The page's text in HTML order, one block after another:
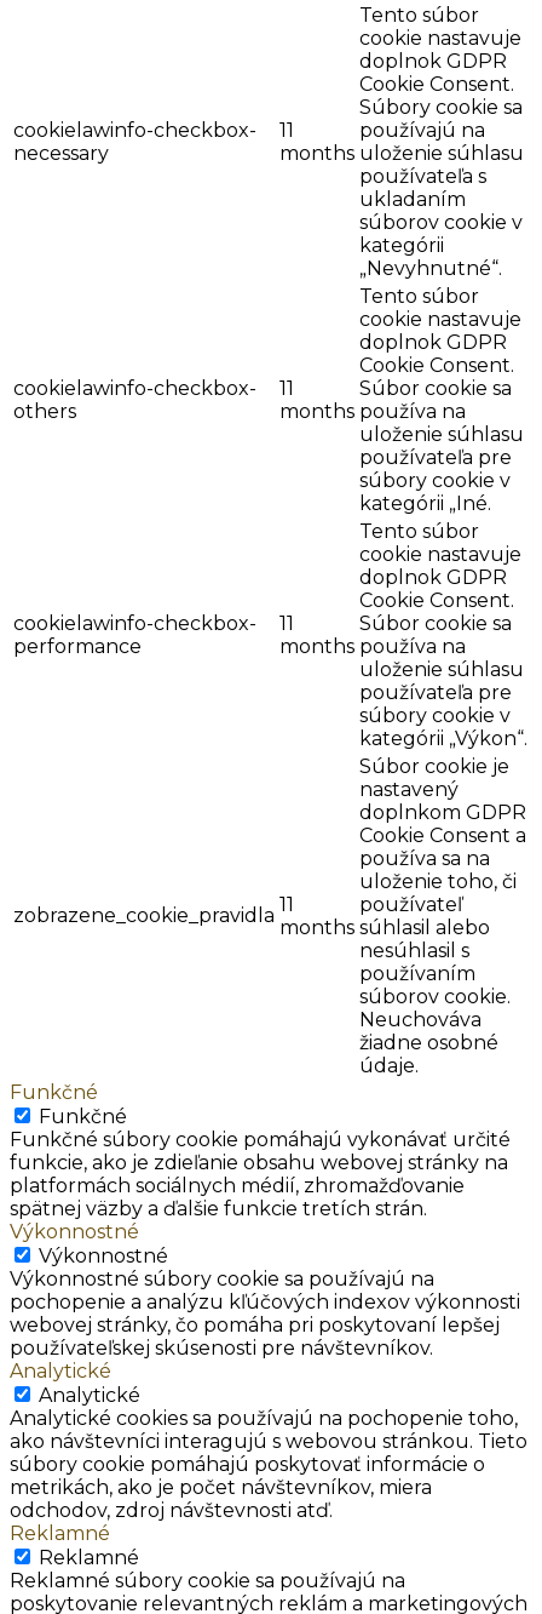
cookielawinfo-checkbox-
necessary
11
months
Tento súbor
cookie nastavuje
doplnok GDPR
Cookie Consent.
Súbory cookie sa
používajú na
uloženie súhlasu
používateľa s
ukladaním
súborov cookie v
kategórii
„Nevyhnutné“.
cookielawinfo-checkbox-
others
11
months
Tento súbor
cookie nastavuje
doplnok GDPR
Cookie Consent.
Súbor cookie sa
používa na
uloženie súhlasu
používateľa pre
súbory cookie v
kategórii „Iné.
cookielawinfo-checkbox-
performance
11
months
Tento súbor
cookie nastavuje
doplnok GDPR
Cookie Consent.
Súbor cookie sa
používa na
uloženie súhlasu
používateľa pre
súbory cookie v
kategórii „Výkon“.
zobrazene_cookie_pravidla 11
months
Súbor cookie je
nastavený
doplnkom GDPR
Cookie Consent a
používa sa na
uloženie toho, či
používateľ
súhlasil alebo
nesúhlasil s
používaním
súborov cookie.
Neuchováva
žiadne osobné
údaje.
Funkčné
Funkčné
Funkčné súbory cookie pomáhajú vykonávať určité
funkcie, ako je zdieľanie obsahu webovej stránky na
platformách sociálnych médií, zhromažďovanie
spätnej väzby a ďalšie funkcie tretích strán.
Výkonnostné
Výkonnostné
Výkonnostné súbory cookie sa používajú na
pochopenie a analýzu kľúčových indexov výkonnosti
webovej stránky, čo pomáha pri poskytovaní lepšej
používateľskej skúsenosti pre návštevníkov.
Analytické
Analytické
Analytické cookies sa používajú na pochopenie toho,
ako návštevníci interagujú s webovou stránkou. Tieto
súbory cookie pomáhajú poskytovať informácie o
metrikách, ako je počet návštevníkov, miera
odchodov, zdroj návštevnosti atď.
Reklamné
Reklamné
Reklamné súbory cookie sa používajú na
poskytovanie relevantných reklám a marketingových